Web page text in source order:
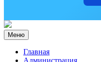
Меню
Главная
Администрация